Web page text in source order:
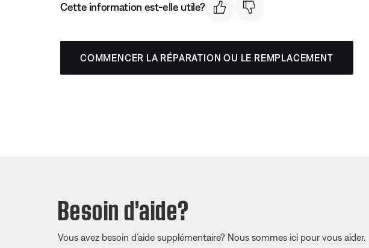
Cette information est-elle utile?
COMMENCER LA RÉPARATION OU LE REMPLACEMENT
Besoin d’aide?
Vous avez besoin d’aide supplémentaire? Nous sommes ici pour vous aider.